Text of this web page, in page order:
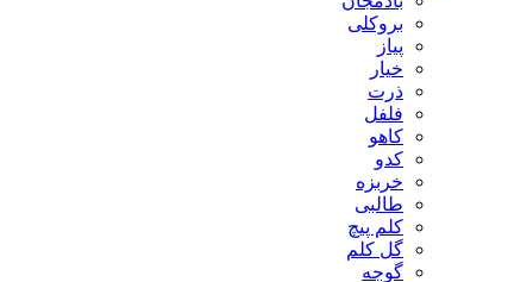
بروکلی
پیاز
خیار
ذرت
فلفل
کاهو
کدو
خربزه
طالبی
کلم پیچ
گل کلم
گوجه